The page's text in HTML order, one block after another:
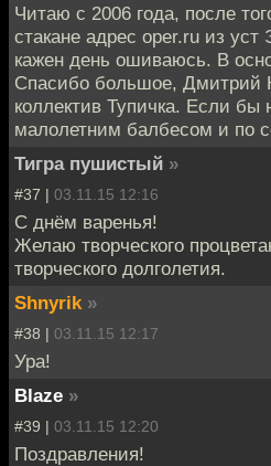
Читаю с 2006 года, после
стакане адрес oper.ru из
кажен день ошиваюсь. В
Спасибо большое, Дмитрий
коллектив Тупичка. Если бы
малолетним балбесом и по
Тигра пушистый »
#37 | 03.11.15 12:16
С днём варенья!
Желаю творческого
творческого долголетия.
Shnyrik »
#38 | 03.11.15 12:17
Ура!
Blaze »
#39 | 03.11.15 12:20
Поздравления!